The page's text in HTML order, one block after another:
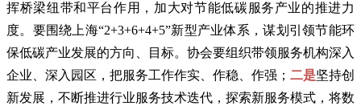
挥桥梁纽带和平台作用，加大对节能低碳服务产业的推进力
度。要围绕上海“2+3+6+4+5”新型产业体系，谋划引领节能环
保低碳产业发展的方向、目标。协会要组织带领服务机构深入
企业、深入园区，把服务工作作实、作稳、作强； 二是坚持创
新发展，不断推进行业服务技术迭代，探索新服务模式，将数